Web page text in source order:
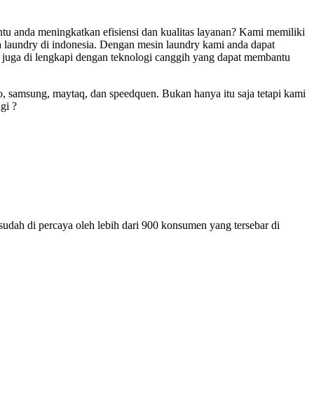
anda meningkatkan efisiensi dan kualitas layanan? Kami memiliki
di indonesia. Dengan mesin laundry kami anda dapat
di lengkapi dengan teknologi canggih yang dapat membantu
maytaq, dan speedquen. Bukan hanya itu saja tetapi kami
?
di percaya oleh lebih dari 900 konsumen yang tersebar di